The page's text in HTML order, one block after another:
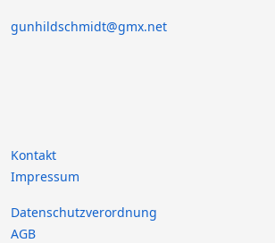
gunhildschmidt@gmx.net
Kontakt
Impressum
Datenschutzverordnung
AGB